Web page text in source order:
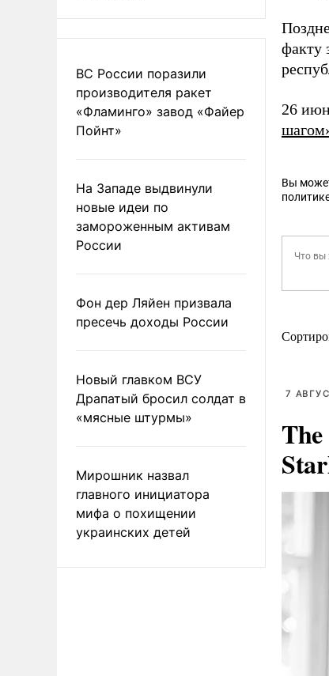
ВС России поразили
производителя ракет
«Фламинго» завод «Файер
Пойнт»
На Западе выдвинули
новые идеи по
замороженным активам
России
Фон дер Ляйен призвала
пресечь доходы России
Новый главком ВСУ
Драпатый бросил солдат в
«мясные штурмы»
Мирошник назвал
главного инициатора
мифа о похищении
украинских детей
факту
26
Вы
7